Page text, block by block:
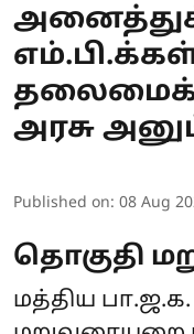
அரசு
Published on: 08 Aug
தொகுதி
மத்திய பா.ஜ.க.